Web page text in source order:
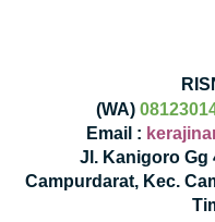
(WA)
Email :
Jl. Kanigoro Gg
Campurdarat, Kec.